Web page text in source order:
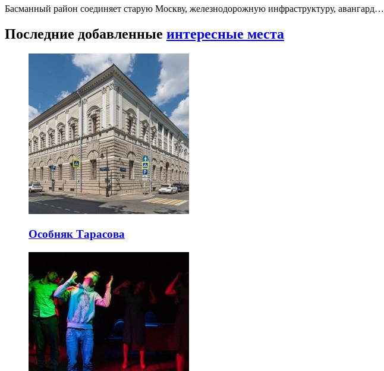
Басманный район соединяет старую Москву, железнодорожную инфраструктуру, авангард…
Последние добавленные интересные места
Особняк Тарасова